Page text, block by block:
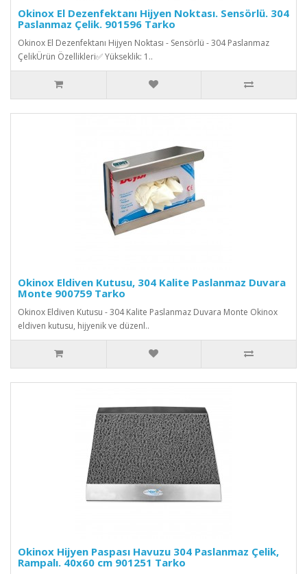
Okinox El Dezenfektanı Hijyen Noktası. Sensörlü. 304
Paslanmaz Çelik. 901596 Tarko
Okinox El Dezenfektanı Hijyen Noktası - Sensörlü - 304 Paslanmaz
ÇelikÜrün Özellikleri✅ Yükseklik: 1..
Okinox Eldiven Kutusu, 304 Kalite Paslanmaz Duvara
Monte 900759 Tarko
Okinox Eldiven Kutusu - 304 Kalite Paslanmaz Duvara Monte Okinox
eldiven kutusu, hijyenik ve düzenl..
Okinox Hijyen Paspası Havuzu 304 Paslanmaz Çelik,
Rampalı. 40x60 cm 901251 Tarko